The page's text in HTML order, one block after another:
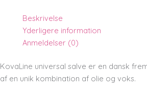
Beskrivelse
Yderligere information
Anmeldelser (0)
KovaLine universal salve er en dansk
af en unik kombination af olie og voks.